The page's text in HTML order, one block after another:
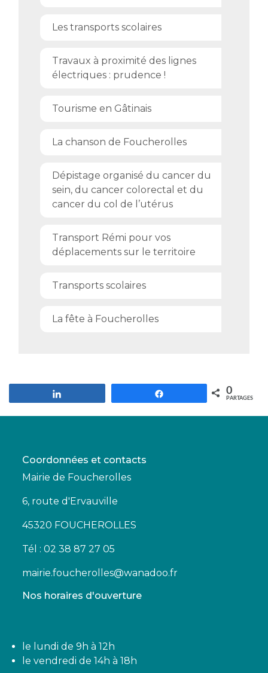
Les transports scolaires
Travaux à proximité des lignes
électriques : prudence !
Tourisme en Gâtinais
La chanson de Foucherolles
Dépistage organisé du cancer du
sein, du cancer colorectal et du
cancer du col de l’utérus
Transport Rémi pour vos
déplacements sur le territoire
Transports scolaires
La fête à Foucherolles
0
PARTAGES
Coordonnées et contacts
Mairie de Foucherolles
6, route d'Ervauville
45320 FOUCHEROLLES
Tél : 02 38 87 27 05
mairie.foucherolles@wanadoo.fr
Nos horaires d'ouverture
le lundi de 9h à 12h
le vendredi de 14h à 18h